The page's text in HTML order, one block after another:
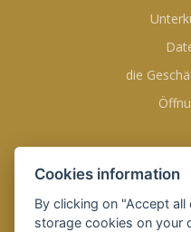
die
Cookies information
By clicking on "Accept
storage cookies on your